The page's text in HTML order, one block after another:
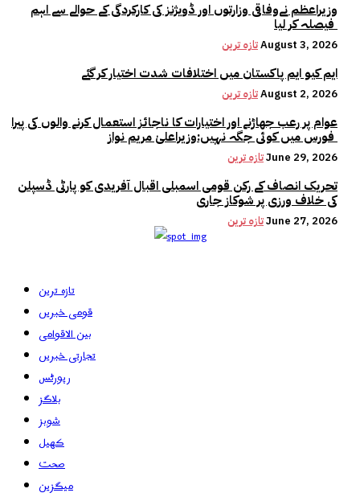
وزیراعظم نےوفاقی وزارتوں اور ڈویژنز کی کارکردگی کے حوالے سے اہم
تازہ ترینAugust 3, 2026
ایم کیو ایم پاکستان میں اختلافات شدت اختیار کر گئے
تازہ ترینAugust 2, 2026
عوام پر رعب جھاڑنے اور اختیارات کا ناجائز استعمال کرنے والوں کی پیرا
تازہ ترینJune 29, 2026
تحریک انصاف کے رکن قومی اسمبلی اقبال آفریدی کو پارٹی ڈسپلن
کی خلاف ورزی پر شوکاز جاری
تازہ ترینJune 27, 2026
تازہ ترین
قومی خبریں
بین الاقوامی
تجارتی خبریں
رپورٹس
بلاگز
شوبز
کھیل
صحت
میگزین